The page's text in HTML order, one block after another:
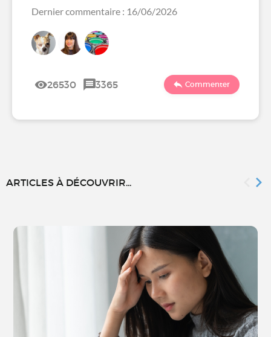
Dernier commentaire : 16/06/2026
26530 3365 Commenter
ARTICLES À DÉCOUVRIR...